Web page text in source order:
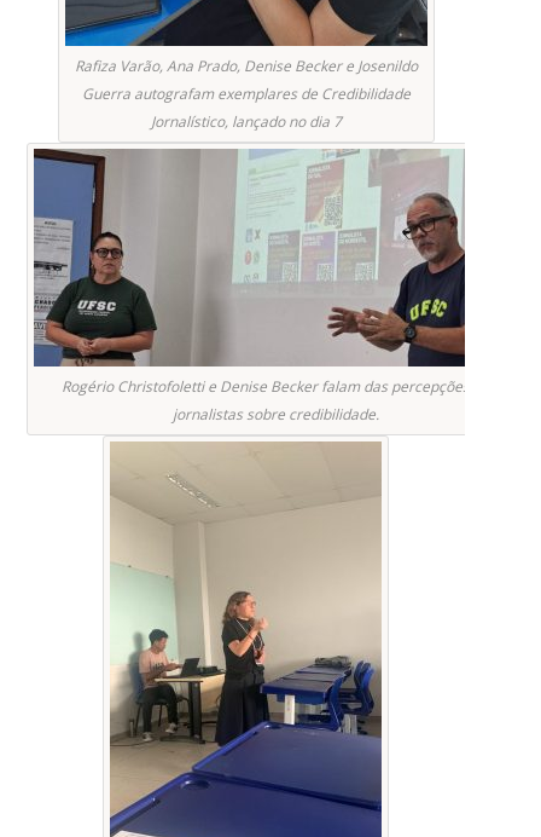
Rafiza Varão, Ana Prado, Denise Becker e Josenildo
Guerra autografam exemplares de Credibilidade
Jornalístico, lançado no dia 7
Rogério Christofoletti e Denise Becker falam das percepções de
jornalistas sobre credibilidade.